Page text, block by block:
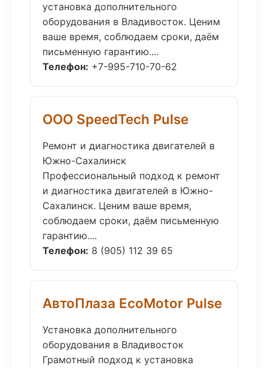
установка дополнительного
оборудования в Владивосток. Ценим
ваше время, соблюдаем сроки, даём
письменную гарантию....
Телефон: +7-995-710-70-62
ООО SpeedTech Pulse
Ремонт и диагностика двигателей в
Южно-Сахалинск
Профессиональный подход к ремонт
и диагностика двигателей в Южно-
Сахалинск. Ценим ваше время,
соблюдаем сроки, даём письменную
гарантию....
Телефон: 8 (905) 112 39 65
АвтоПлаза EcoMotor Pulse
Установка дополнительного
оборудования в Владивосток
Грамотный подход к установка